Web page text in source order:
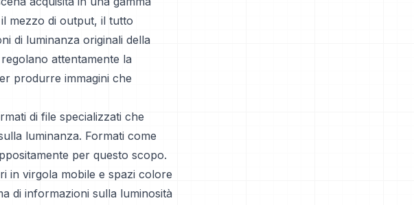
mezzo di output, il tutto
di luminanza originali della
attentamente la
produrre immagini che
di file specializzati che
luminanza. Formati come
per questo scopo.
in virgola mobile e spazi colore
di informazioni sulla luminosità